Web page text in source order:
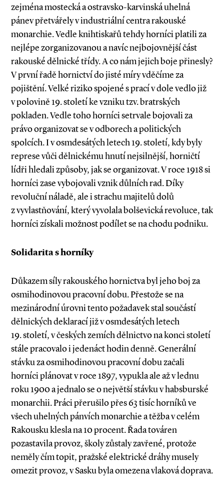
zejména mostecká a ostravsko­-karvinská uhelná
pánev přetvářely v industriální centra rakouské
monarchie. Vedle knihtiskařů tehdy horníci platili za
nejlépe zorganizovanou a navíc nejbojovnější část
rakouské dělnické třídy. A co nám jejich boje přinesly?
V první řadě hornictví do jisté míry vděčíme za
pojištění. Velké riziko spojené s prací v dole vedlo již
v polovině 19. století ke vzniku tzv. bratrských
pokladen. Vedle toho horníci setrvale bojovali za
právo organizovat se v odborech a politických
spolcích. I v osmdesátých letech 19. století, kdy byly
represe vůči dělnickému hnutí nejsilnější, horničtí
lídři hledali způsoby, jak se organizovat. V roce 1918 si
horníci zase vybojovali vznik důlních rad. Díky
revoluční náladě, ale i strachu majitelů dolů
z vyvlastňování, který vyvolala bolševická revoluce, tak
horníci získali možnost podílet se na chodu podniku.
Solidarita s horníky
Důkazem síly rakouského hornictva byl jeho boj za
osmihodinovou pracovní dobu. Přestože se na
mezinárodní úrovni tento požadavek stal součástí
dělnických deklarací již v osmdesátých letech
19. století, v českých zemích dělnictvo na konci století
stále pracovalo i jedenáct hodin denně. Generální
stávku za osmihodinovou pracovní dobu začali
horníci plánovat v roce 1897, vypukla ale až v lednu
roku 1900 a jednalo se o největší stávku v habsburské
monarchii. Práci přerušilo přes 63 tisíc horníků ve
všech uhelných pánvích monarchie a těžba v celém
Rakousku klesla na 10 procent. Řada továren
pozastavila provoz, školy zůstaly zavřené, protože
neměly čím topit, pražské elektrické dráhy musely
omezit provoz, v Sasku byla omezena vlaková doprava.